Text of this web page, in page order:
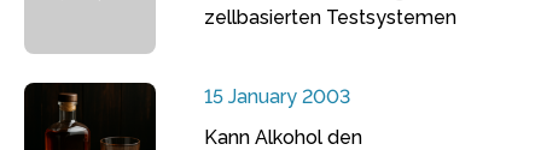
zellbasierten Testsystemen
15 January 2003
Kann Alkohol den